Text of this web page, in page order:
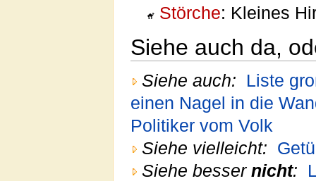
Störche: Kleines
Siehe auch da,
Siehe auch:
Liste
einen Nagel in die
Politiker vom Volk
Siehe vielleicht:
Siehe besser nicht: